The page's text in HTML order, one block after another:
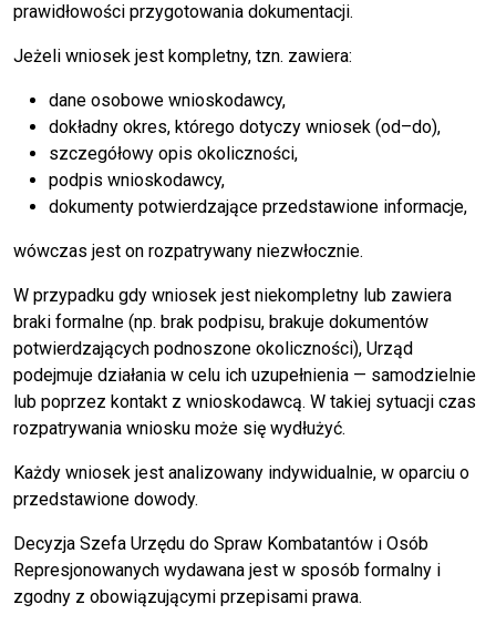
prawidłowości przygotowania dokumentacji.
Jeżeli wniosek jest kompletny, tzn. zawiera:
dane osobowe wnioskodawcy,
dokładny okres, którego dotyczy wniosek (od–do),
szczegółowy opis okoliczności,
podpis wnioskodawcy,
dokumenty potwierdzające przedstawione informacje,
wówczas jest on rozpatrywany niezwłocznie.
W przypadku gdy wniosek jest niekompletny lub zawiera
braki formalne (np. brak podpisu, brakuje dokumentów
potwierdzających podnoszone okoliczności), Urząd
podejmuje działania w celu ich uzupełnienia — samodzielnie
lub poprzez kontakt z wnioskodawcą. W takiej sytuacji czas
rozpatrywania wniosku może się wydłużyć.
Każdy wniosek jest analizowany indywidualnie, w oparciu o
przedstawione dowody.
Decyzja Szefa Urzędu do Spraw Kombatantów i Osób
Represjonowanych wydawana jest w sposób formalny i
zgodny z obowiązującymi przepisami prawa.